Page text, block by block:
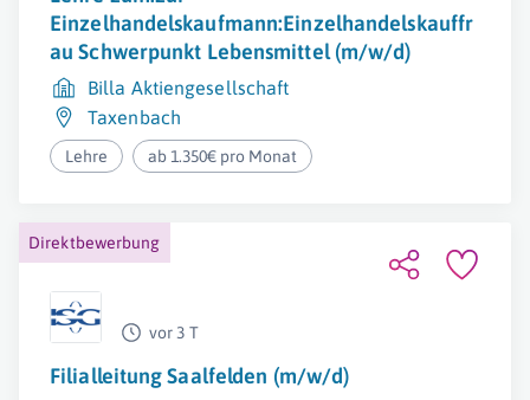
Einzelhandelskaufmann:Einzelhandelskauffr
au Schwerpunkt Lebensmittel (m/w/d)
Billa Aktiengesellschaft
Taxenbach
Lehre ab 1.350€ pro Monat
Direktbewerbung
vor 3 T
Filialleitung Saalfelden (m/w/d)